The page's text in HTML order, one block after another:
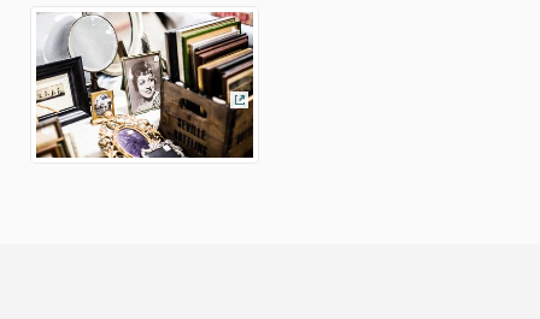
(Collegamento esterno)